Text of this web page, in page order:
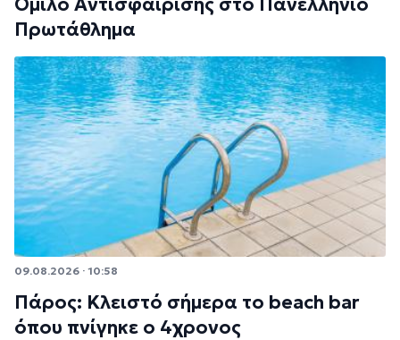
Όμιλο Αντισφαίρισης στο Πανελλήνιο
Πρωτάθλημα
09.08.2026 · 10:58
Πάρος: Κλειστό σήμερα το beach bar
όπου πνίγηκε ο 4χρονος